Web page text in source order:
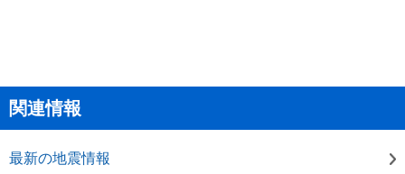
関連情報
最新の地震情報